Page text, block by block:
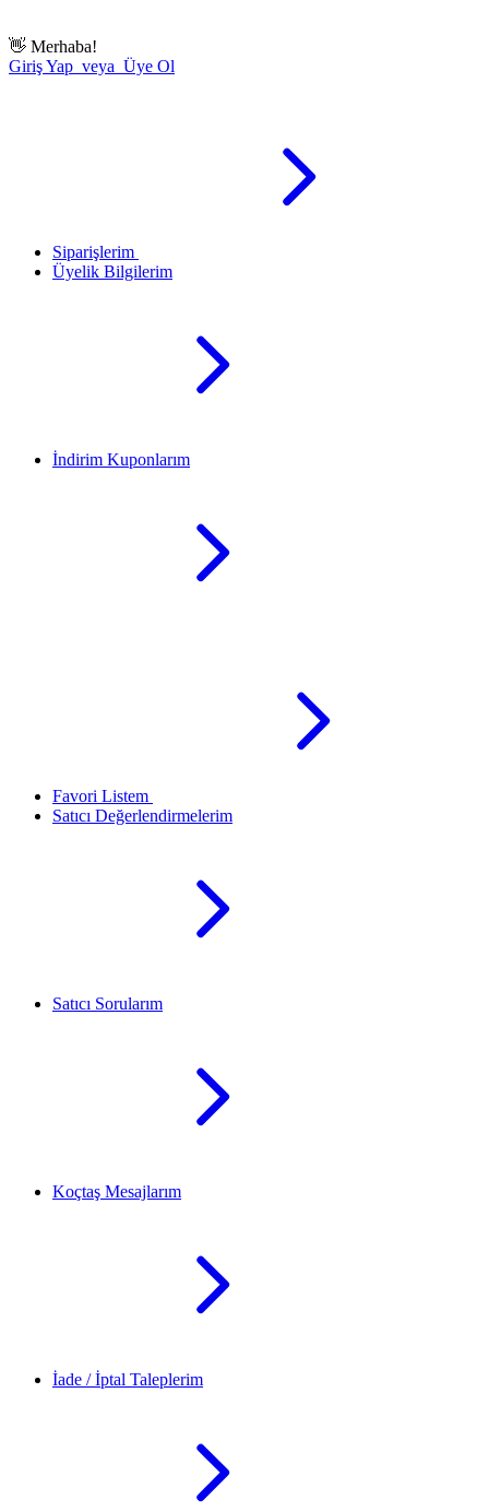
👋 Merhaba!
Giriş Yap veya Üye Ol
Siparişlerim
Üyelik Bilgilerim
İndirim Kuponlarım
Favori Listem
Satıcı Değerlendirmelerim
Satıcı Sorularım
Koçtaş Mesajlarım
İade / İptal Taleplerim